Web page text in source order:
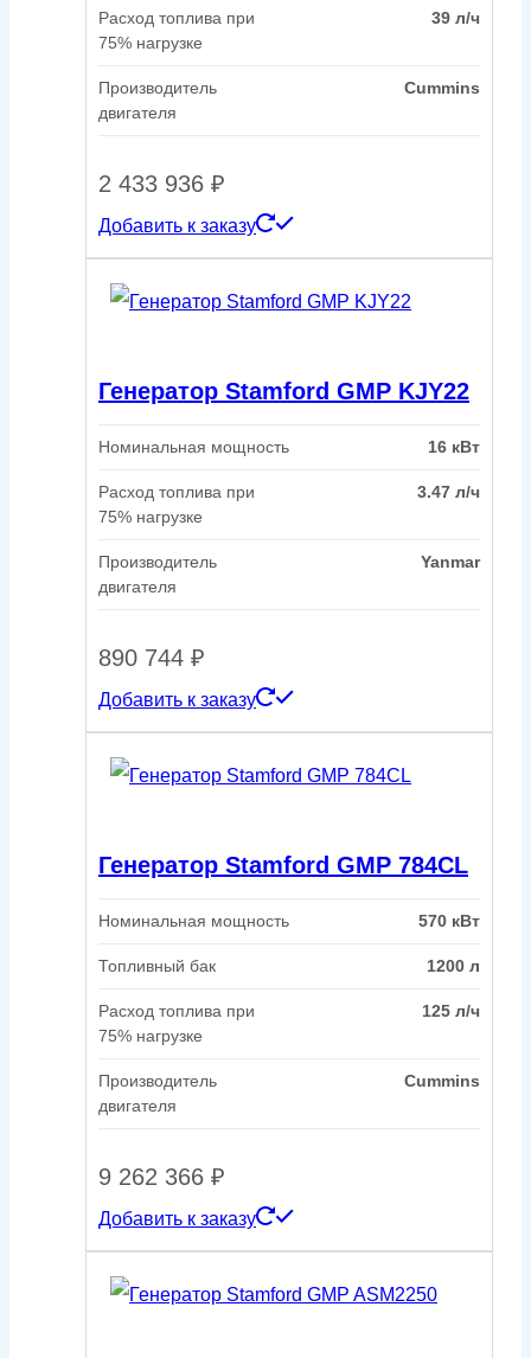
Расход топлива при
75% нагрузке
39 л/ч
Производитель
двигателя
Cummins
2 433 936 ₽
Добавить к заказу
Генератор Stamford GMP KJY22
Номинальная мощность 16 кВт
Расход топлива при
75% нагрузке
3.47 л/ч
Производитель
двигателя
Yanmar
890 744 ₽
Добавить к заказу
Генератор Stamford GMP 784CL
Номинальная мощность 570 кВт
Топливный бак 1200 л
Расход топлива при
75% нагрузке
125 л/ч
Производитель
двигателя
Cummins
9 262 366 ₽
Добавить к заказу